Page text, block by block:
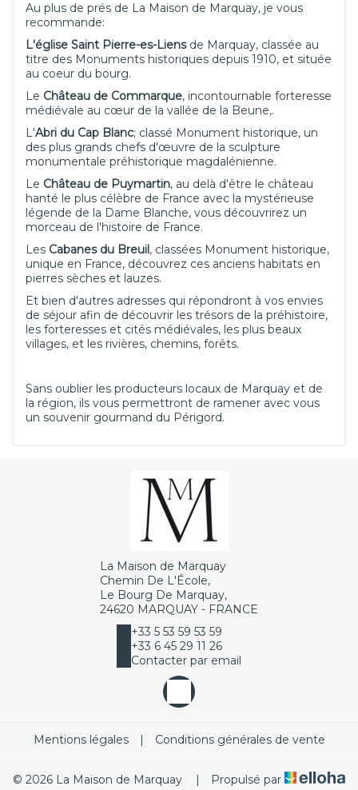
Au plus de prés de La Maison de Marquay, je vous
recommande:
L'église Saint Pierre-es-Liensde Marquay, classée au
titre des Monuments historiques depuis 1910, et située
au coeur du bourg.
Le Château de Commarque, incontournable forteresse
médiévale au cœur de la vallée de la Beune,.
L'Abri du Cap Blanc; classé Monument historique, un
des plus grands chefs d'œuvre de la sculpture
monumentale préhistorique magdalénienne.
Le Château de Puymartin, au delà d'être le château
hanté le plus célèbre de France avec la mystérieuse
légende de la Dame Blanche, vous découvrirez un
morceau de l'histoire de France.
Les Cabanes du Breuil, classées Monument historique,
unique en France, découvrez ces anciens habitats en
pierres sèches et lauzes.
Et bien d'autres adresses qui répondront à vos envies
de séjour afin de découvrir les trésors de la préhistoire,
les forteresses et cités médiévales, les plus beaux
villages, et les rivières, chemins, forêts.
Sans oublier les producteurs locaux de Marquay et de
la région, ils vous permettront de ramener avec vous
un souvenir gourmand du Périgord.
La Maison de Marquay
Chemin De L'École,
Le Bourg De Marquay,
24620 MARQUAY - FRANCE
+33 5 53 59 53 59
+33 6 45 29 11 26
Contacter par email
Mentions légales | Conditions générales de vente
© 2026 La Maison de Marquay | Propulsé par